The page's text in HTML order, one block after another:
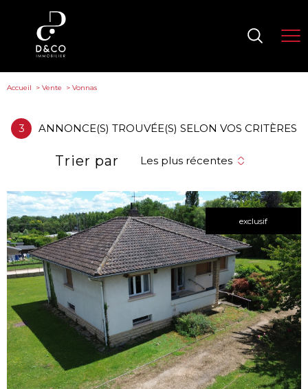
Accueil Vente Vonnas
3 ANNONCE(S) TROUVÉE(S) SELON VOS CRITÈRES
Trier par Les plus récentes
exclusif
voir le
bien